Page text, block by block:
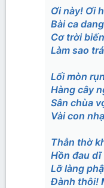
Ơi này! Ơi
Bài ca
Cơ trời
Làm sao
Lối mòn
Hàng cây
Sân chùa
Vài con
Thẫn thờ
Hồn đau dĩ
Lỡ làng
Đành thôi!